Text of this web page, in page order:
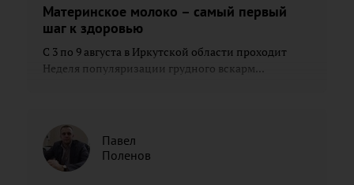
Материнское молоко – самый первый
шаг к здоровью
С 3 по 9 августа в Иркутской области проходит
Неделя популяризации грудного вскарм...
Павел
Поленов